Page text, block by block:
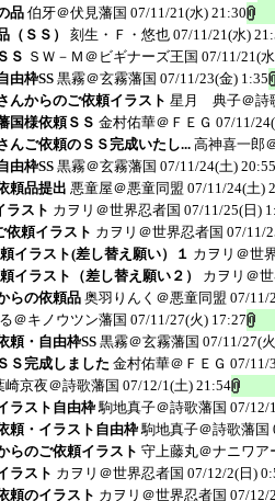
品 伯牙＠伏見藩国 07/11/21(水) 21:30
（ＳＳ）
刻生・Ｆ・悠也 07/11/21(水)
Ｓ ＳＷ－Ｍ＠ビギナーズ王国 07/11/21(
由枠SS 黒霧＠玄霧藩国 07/11/23(金) 1:35
んからのご依頼イラスト 星月 典子＠詩
国様依頼ＳＳ 金村佑華＠ＦＥＧ 07/11/
んご依頼のＳＳ完成いたし... 高神喜一郎
由枠SS 黒霧＠玄霧藩国 07/11/24(土) 20:55
頼品提出 悪童屋＠悪童同盟 07/11/24(土)
ラスト カヲリ＠世界忍者国 07/11/25(日)
依頼イラスト カヲリ＠世界忍者国 07/11/
イラスト(差し替え願い）１ カヲリ＠世
イラスト（差し替え願い２）
カヲリ＠
らの依頼品 奥羽りんく＠悪童同盟 07/11/
＠キノウツン藩国 07/11/27(火) 17:27
頼・自由枠SS黒霧＠玄霧藩国 07/11/27(
Ｓ完成しました 金村佑華＠ＦＥＧ 07/11/
崎京夜＠詩歌藩国 07/12/1(土) 21:54
ラスト自由枠 駒地真子＠詩歌藩国 07/12/
頼・イラスト自由枠 駒地真子＠詩歌藩国
らのご依頼イラスト 守上藤丸＠ナニワア
ラスト カヲリ＠世界忍者国 07/12/2(日)
頼のイラスト カヲリ＠世界忍者国 07/12/